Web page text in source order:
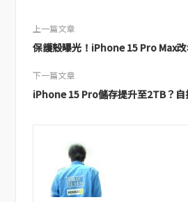
上一篇文章
保護殼曝光！iPhone 15 Pro Max
下一篇文章
iPhone 15 Pro儲存提升至2TB？自